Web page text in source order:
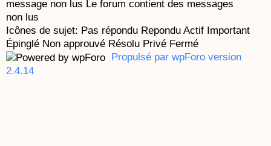
message non lus Le forum contient des messages
non lus
Icônes de sujet: Pas répondu Repondu Actif Important
Épinglé Non approuvé Résolu Privé Fermé
Propulsé par wpForo version
2.4.14